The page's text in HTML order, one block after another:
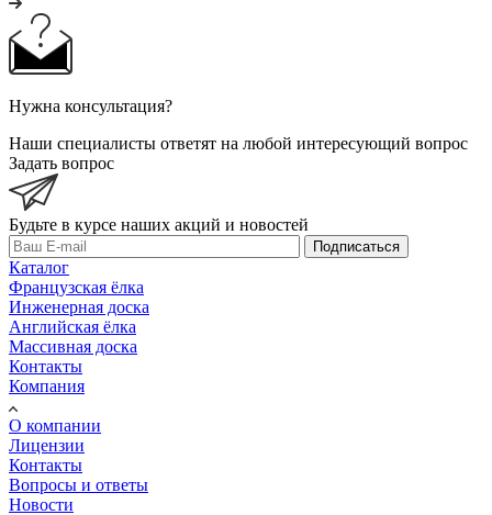
Нужна консультация?
Наши специалисты ответят на любой интересующий вопрос
Задать вопрос
Будьте в курсе наших акций и новостей
Подписаться
Каталог
Французская ёлка
Инженерная доска
Английская ёлка
Массивная доска
Контакты
Компания
О компании
Лицензии
Контакты
Вопросы и ответы
Новости